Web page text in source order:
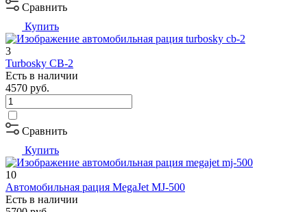
Сравнить
Купить
3
Turbosky CB-2
Есть в наличии
4570 руб.
Сравнить
Купить
10
Автомобильная рация MegaJet MJ-500
Есть в наличии